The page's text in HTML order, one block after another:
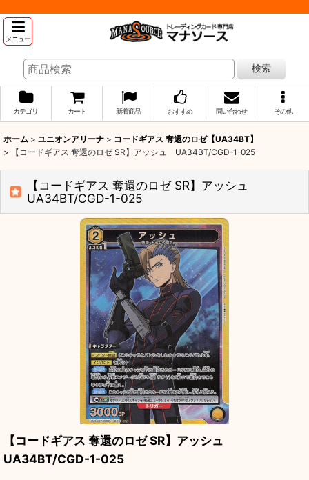
メニュー
検索
カテゴリ カート 新着商品 おすすめ 問い合わせ その他
ホーム > ユニオンアリーナ > コードギアス 奪還のロゼ【UA34BT】
>
【コードギアス 奪還のロゼ SR】アッシュ UA34BT/CGD-1-025
【コードギアス 奪還のロゼ SR】アッシュ
UA34BT/CGD-1-025
【コードギアス 奪還のロゼ SR】アッシュ
UA34BT/CGD-1-025